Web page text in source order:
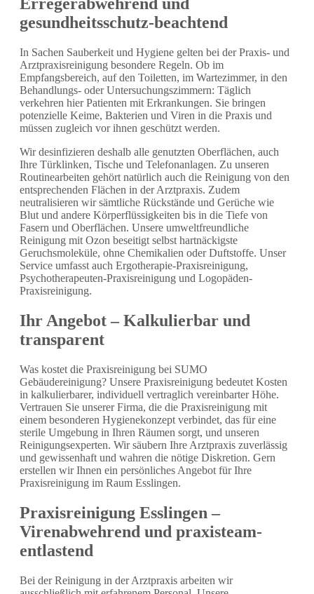
Erregerabwehrend und
gesundheitsschutz-beachtend
In Sachen Sauberkeit und Hygiene gelten bei der Praxis- und
Arztpraxisreinigung besondere Regeln. Ob im
Empfangsbereich, auf den Toiletten, im Wartezimmer, in den
Behandlungs- oder Untersuchungszimmern: Täglich
verkehren hier Patienten mit Erkrankungen. Sie bringen
potenzielle Keime, Bakterien und Viren in die Praxis und
müssen zugleich vor ihnen geschützt werden.
Wir desinfizieren deshalb alle genutzten Oberflächen, auch
Ihre Türklinken, Tische und Telefonanlagen. Zu unseren
Routinearbeiten gehört natürlich auch die Reinigung von den
entsprechenden Flächen in der Arztpraxis. Zudem
neutralisieren wir sämtliche Rückstände und Gerüche wie
Blut und andere Körperflüssigkeiten bis in die Tiefe von
Fasern und Oberflächen. Unsere umweltfreundliche
Reinigung mit Ozon beseitigt selbst hartnäckigste
Geruchsmoleküle, ohne Chemikalien oder Duftstoffe. Unser
Service umfasst auch Ergotherapie-Praxisreinigung,
Psychotherapeuten-Praxisreinigung und Logopäden-
Praxisreinigung.
Ihr Angebot – Kalkulierbar und
transparent
Was kostet die Praxisreinigung bei SUMO
Gebäudereinigung? Unsere Praxisreinigung bedeutet Kosten
in kalkulierbarer, individuell vertraglich vereinbarter Höhe.
Vertrauen Sie unserer Firma, die die Praxisreinigung mit
einem besonderen Hygienekonzept verbindet, das für eine
sterile Umgebung in Ihren Räumen sorgt, und unseren
Reinigungsexperten. Wir säubern Ihre Arztpraxis zuverlässig
und gewissenhaft und wahren die nötige Diskretion. Gern
erstellen wir Ihnen ein persönliches Angebot für Ihre
Praxisreinigung im Raum Esslingen.
Praxisreinigung Esslingen –
Virenabwehrend und praxisteam-
entlastend
Bei der Reinigung in der Arztpraxis arbeiten wir